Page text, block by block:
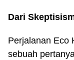
Dari
Perjalanan Eco
sebuah